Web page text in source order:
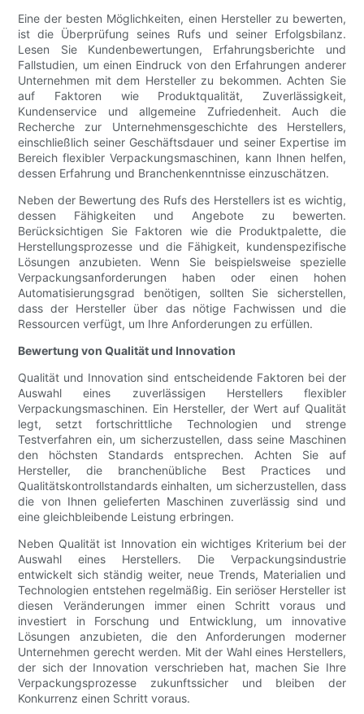
Eine der besten Möglichkeiten, einen Hersteller zu bewerten,
ist die Überprüfung seines Rufs und seiner Erfolgsbilanz.
Lesen Sie Kundenbewertungen, Erfahrungsberichte und
Fallstudien, um einen Eindruck von den Erfahrungen anderer
Unternehmen mit dem Hersteller zu bekommen. Achten Sie
auf Faktoren wie Produktqualität, Zuverlässigkeit,
Kundenservice und allgemeine Zufriedenheit. Auch die
Recherche zur Unternehmensgeschichte des Herstellers,
einschließlich seiner Geschäftsdauer und seiner Expertise im
Bereich flexibler Verpackungsmaschinen, kann Ihnen helfen,
dessen Erfahrung und Branchenkenntnisse einzuschätzen.
Neben der Bewertung des Rufs des Herstellers ist es wichtig,
dessen Fähigkeiten und Angebote zu bewerten.
Berücksichtigen Sie Faktoren wie die Produktpalette, die
Herstellungsprozesse und die Fähigkeit, kundenspezifische
Lösungen anzubieten. Wenn Sie beispielsweise spezielle
Verpackungsanforderungen haben oder einen hohen
Automatisierungsgrad benötigen, sollten Sie sicherstellen,
dass der Hersteller über das nötige Fachwissen und die
Ressourcen verfügt, um Ihre Anforderungen zu erfüllen.
Bewertung von Qualität und Innovation
Qualität und Innovation sind entscheidende Faktoren bei der
Auswahl eines zuverlässigen Herstellers flexibler
Verpackungsmaschinen. Ein Hersteller, der Wert auf Qualität
legt, setzt fortschrittliche Technologien und strenge
Testverfahren ein, um sicherzustellen, dass seine Maschinen
den höchsten Standards entsprechen. Achten Sie auf
Hersteller, die branchenübliche Best Practices und
Qualitätskontrollstandards einhalten, um sicherzustellen, dass
die von Ihnen gelieferten Maschinen zuverlässig sind und
eine gleichbleibende Leistung erbringen.
Neben Qualität ist Innovation ein wichtiges Kriterium bei der
Auswahl eines Herstellers. Die Verpackungsindustrie
entwickelt sich ständig weiter, neue Trends, Materialien und
Technologien entstehen regelmäßig. Ein seriöser Hersteller ist
diesen Veränderungen immer einen Schritt voraus und
investiert in Forschung und Entwicklung, um innovative
Lösungen anzubieten, die den Anforderungen moderner
Unternehmen gerecht werden. Mit der Wahl eines Herstellers,
der sich der Innovation verschrieben hat, machen Sie Ihre
Verpackungsprozesse zukunftssicher und bleiben der
Konkurrenz einen Schritt voraus.